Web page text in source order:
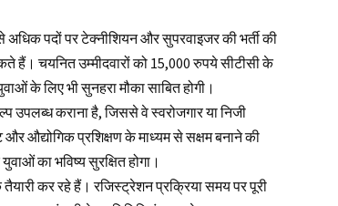
अधिक पदों पर टेक्नीशियन और सुपरवाइजर की भर्ती की
चयनित उम्मीदवारों को 15,000 रुपये सीटीसी के
के लिए भी सुनहरा मौका साबित होगी।
कराना है, जिससे वे स्वरोजगार या निजी
औद्योगिक प्रशिक्षण के माध्यम से सक्षम बनाने की
का भविष्य सुरक्षित होगा।
कर रहे हैं। रजिस्ट्रेशन प्रक्रिया समय पर पूरी